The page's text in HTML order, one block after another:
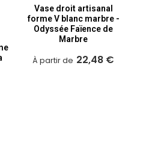
(Date de commande : 04/06/2024)
Vase droit artisanal
forme V blanc marbre -
Odyssée Faïence de
Marbre
À partir de 22,48 €